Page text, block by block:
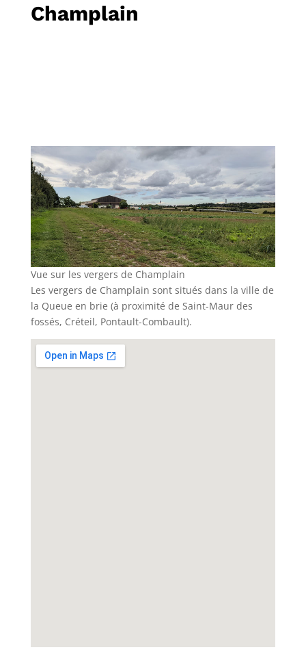
Champlain
Vue sur les vergers de Champlain
Les vergers de Champlain sont situés dans la ville de
la Queue en brie (à proximité de Saint-Maur des
fossés, Créteil, Pontault-Combault).